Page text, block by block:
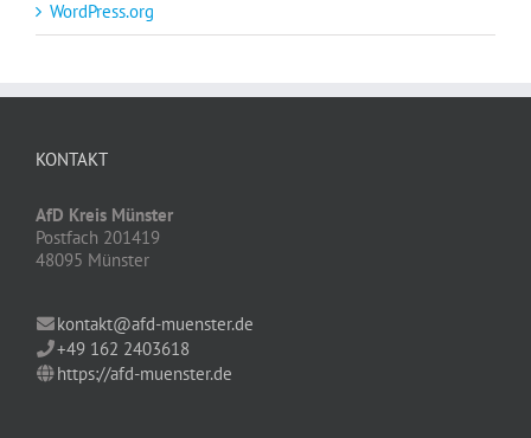
WordPress.org
KONTAKT
AfD Kreis Münster
Postfach 201419
48095 Münster
kontakt@afd-muenster.de
+49 162 2403618
https://afd-muenster.de